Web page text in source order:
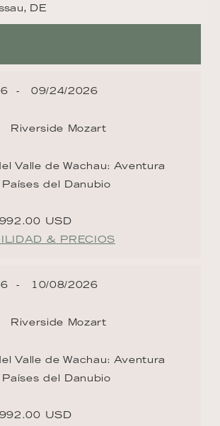
DE
09/24/2026
Riverside Mozart
Valle de Wachau: Aventura
del Danubio
USD
& PRECIOS
10/08/2026
Riverside Mozart
Valle de Wachau: Aventura
del Danubio
USD